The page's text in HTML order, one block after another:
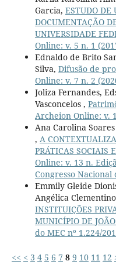
Garcia, ESTUDO DE
DOCUMENTAÇÃO
UNIVERSIDADE
Online: v. 5 n. 1
Ednaldo de Brito
Silva, Difusão de
Online: v. 7 n. 2
Joliza Fernandes,
Vasconcelos ,
Archeion Online: v.
Ana Carolina
, A
PRÁTICAS SOCIAIS
Online: v. 13 n.
Congresso
Emmily Gleide
Angélica
INSTITUIÇÕES
MUNICÍPIO DE
do MEC nº 1.224/
<< < 3 4 5 6 7 8 9 10 11 12